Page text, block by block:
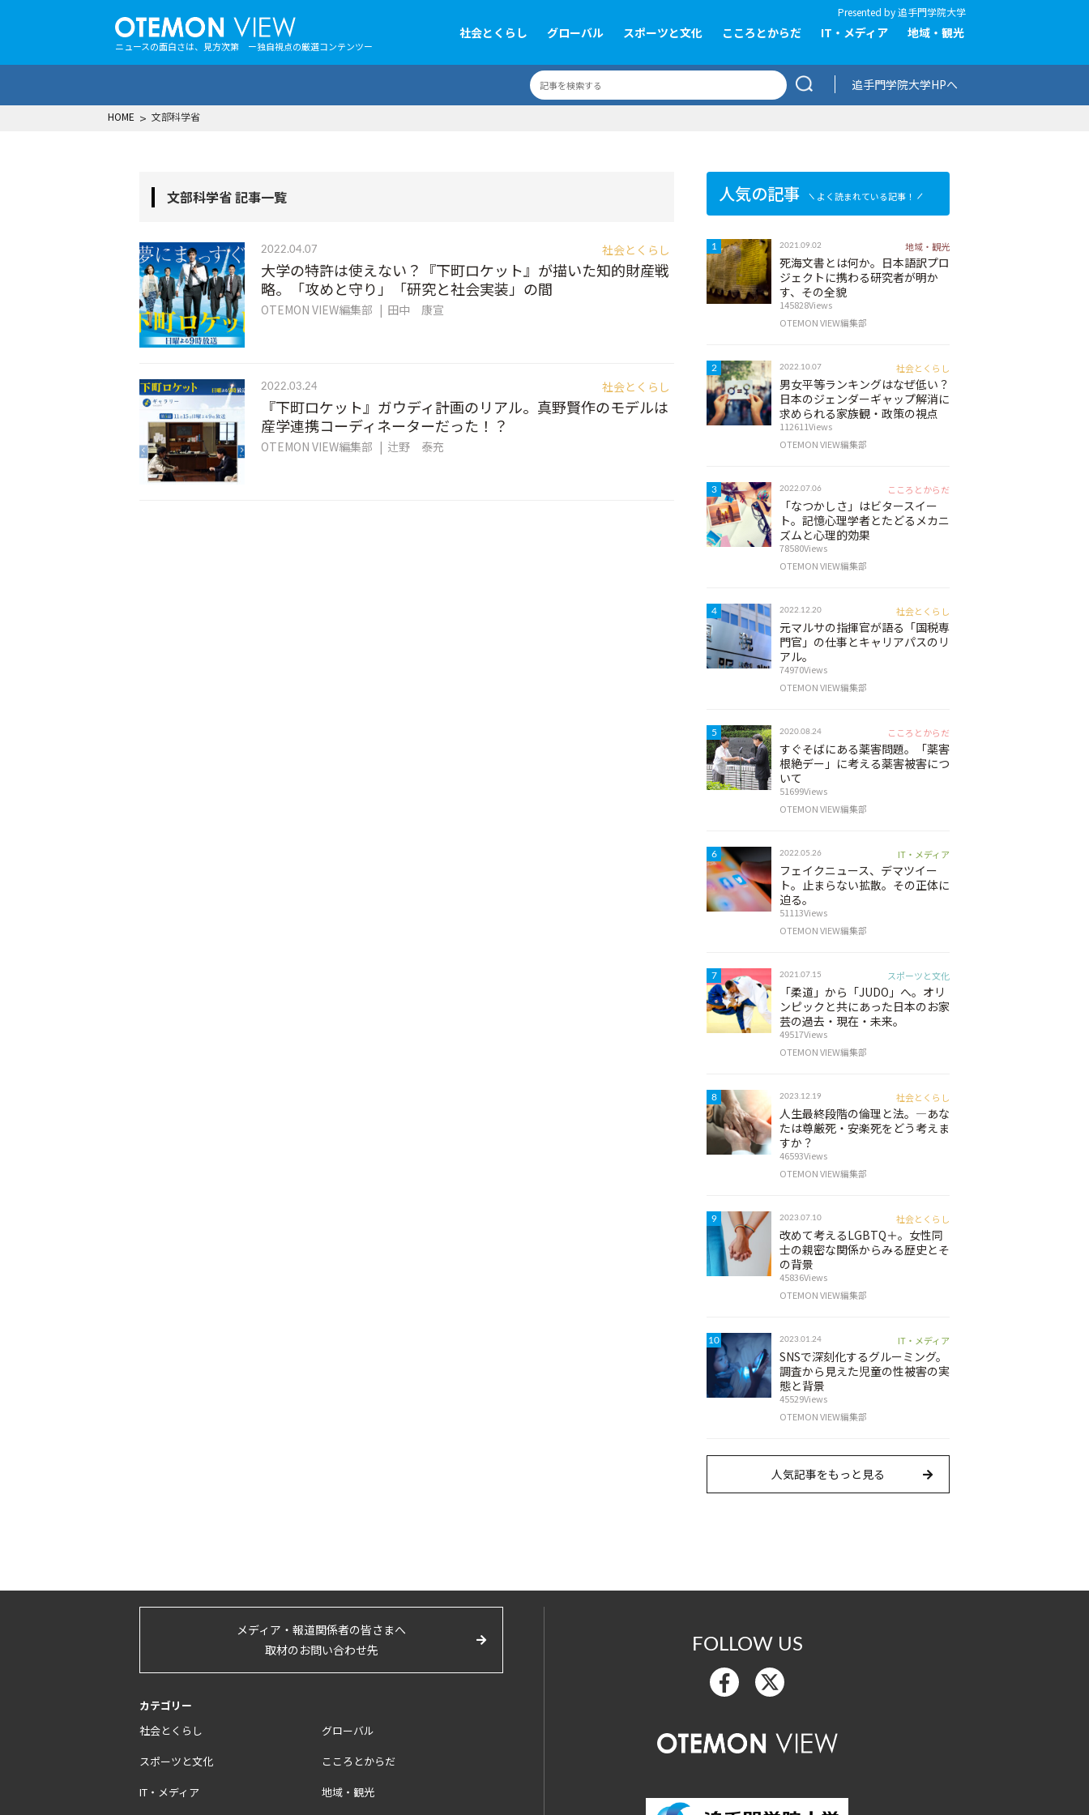
ニュースの面白さは、見方次第 ー独自視点の厳選コンテンツー
Presented by追手門学院大学
社会とくらし グローバル スポーツと文化 こころとからだ IT・メディア 地域・観光
追手門学院大学HPへ
HOME > 文部科学省
文部科学省 記事一覧
2022.04.07 社会とくらし
大学の特許は使えない？『下町ロケット』が描いた知的財産戦
略。「攻めと守り」「研究と社会実装」の間
OTEMON VIEW編集部 田中 康宣
2022.03.24 社会とくらし
『下町ロケット』ガウディ計画のリアル。真野賢作のモデルは
産学連携コーディネーターだった！？
OTEMON VIEW編集部 辻野 泰充
人気の記事 よく読まれている記事！
1 2021.09.02 地域・観光
死海文書とは何か。日本語訳プロ
ジェクトに携わる研究者が明か
す、その全貌
145828Views
OTEMON VIEW編集部
2 2022.10.07 社会とくらし
男女平等ランキングはなぜ低い？
日本のジェンダーギャップ解消に
求められる家族観・政策の視点
112611Views
OTEMON VIEW編集部
3 2022.07.06 こころとからだ
「なつかしさ」はビタースイー
ト。記憶心理学者とたどるメカニ
ズムと心理的効果
78580Views
OTEMON VIEW編集部
4 2022.12.20 社会とくらし
元マルサの指揮官が語る「国税専
門官」の仕事とキャリアパスのリ
アル。
74970Views
OTEMON VIEW編集部
5 2020.08.24 こころとからだ
すぐそばにある薬害問題。「薬害
根絶デー」に考える薬害被害につ
いて
51699Views
OTEMON VIEW編集部
6 2022.05.26 IT・メディア
フェイクニュース、デマツイー
ト。止まらない拡散。その正体に
迫る。
51113Views
OTEMON VIEW編集部
7 2021.07.15 スポーツと文化
「柔道」から「JUDO」へ。オリ
ンピックと共にあった日本のお家
芸の過去・現在・未来。
49517Views
OTEMON VIEW編集部
8 2023.12.19 社会とくらし
人生最終段階の倫理と法。―あな
たは尊厳死・安楽死をどう考えま
すか？
46593Views
OTEMON VIEW編集部
9 2023.07.10 社会とくらし
改めて考えるLGBTQ＋。女性同
士の親密な関係からみる歴史とそ
の背景
45836Views
OTEMON VIEW編集部
10 2023.01.24 IT・メディア
SNSで深刻化するグルーミング。
調査から見えた児童の性被害の実
態と背景
45529Views
OTEMON VIEW編集部
人気記事をもっと見る
メディア・報道関係者の皆さまへ
取材のお問い合わせ先
カテゴリー
社会とくらし
グローバル
スポーツと文化
こころとからだ
IT・メディア
地域・観光
FOLLOW US